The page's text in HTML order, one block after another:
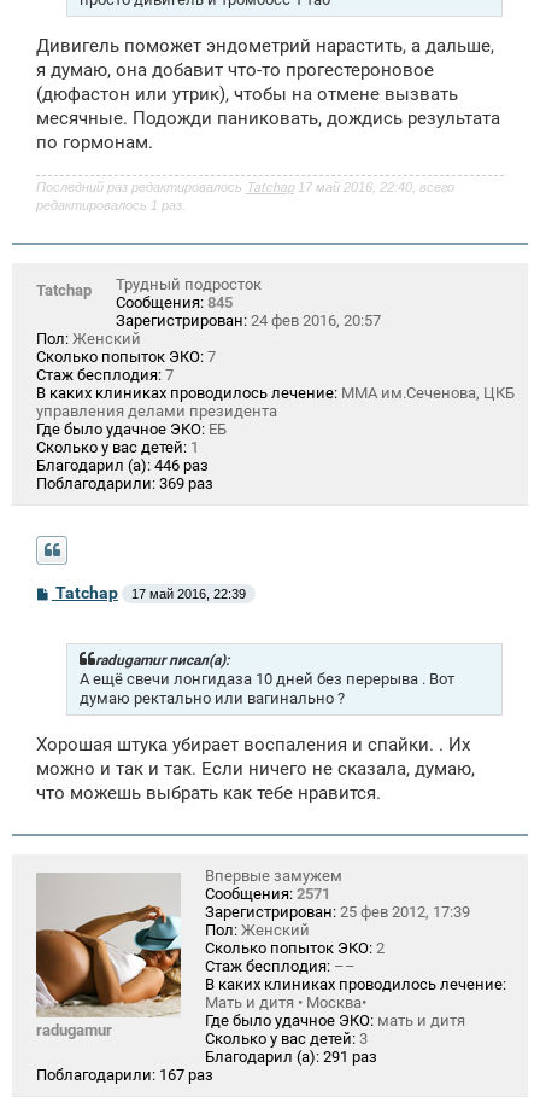
е
Дивигель поможет эндометрий нарастить, а дальше,
я думаю, она добавит что-то прогестероновое
(дюфастон или утрик), чтобы на отмене вызвать
месячные. Подожди паниковать, дождись результата
по гормонам.
Последний раз редактировалось Tatchap17 май 2016, 22:40, всего
редактировалось 1 раз.
Tatchap
Трудный подросток
Сообщения: 845
Зарегистрирован: 24 фев 2016, 20:57
Пол: Женский
Сколько попыток ЭКО: 7
Стаж бесплодия: 7
В каких клиниках проводилось лечение: ММА им.Сеченова, ЦКБ
управления делами президента
Где было удачное ЭКО: ЕБ
Сколько у вас детей: 1
Благодарил (а): 446 раз
Поблагодарили: 369 раз
СTatchap 17 май 2016, 22:39
radugamur писал(а):
А ещё свечи лонгидаза 10 дней без перерыва . Вот
думаю ректально или вагинально ?
Хорошая штука убирает воспаления и спайки. . Их
можно и так и так. Если ничего не сказала, думаю,
что можешь выбрать как тебе нравится.
radugamur
Впервые замужем
Сообщения: 2571
Зарегистрирован: 25 фев 2012, 17:39
Пол: Женский
Сколько попыток ЭКО: 2
Стаж бесплодия: ––
В каких клиниках проводилось лечение:
Мать и дитя • Москва•
Где было удачное ЭКО: мать и дитя
Сколько у вас детей: 3
Благодарил (а): 291 раз
Поблагодарили: 167 раз